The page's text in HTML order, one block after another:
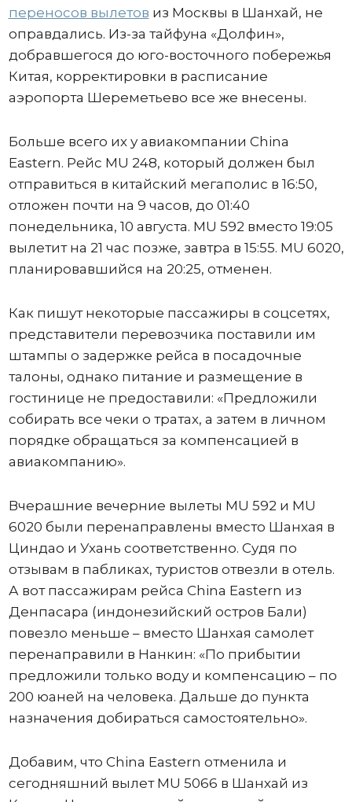
переносов вылетов из Москвы в Шанхай, не
оправдались. Из-за тайфуна «Долфин»,
добравшегося до юго-восточного побережья
Китая, корректировки в расписание
аэропорта Шереметьево все же внесены.
Больше всего их у авиакомпании China
Eastern. Рейс MU 248, который должен был
отправиться в китайский мегаполис в 16:50,
отложен почти на 9 часов, до 01:40
понедельника, 10 августа. MU 592 вместо 19:05
вылетит на 21 час позже, завтра в 15:55. MU 6020,
планировавшийся на 20:25, отменен.
Как пишут некоторые пассажиры в соцсетях,
представители перевозчика поставили им
штампы о задержке рейса в посадочные
талоны, однако питание и размещение в
гостинице не предоставили: «Предложили
собирать все чеки о тратах, а затем в личном
порядке обращаться за компенсацией в
авиакомпанию».
Вчерашние вечерние вылеты MU 592 и MU
6020 были перенаправлены вместо Шанхая в
Циндао и Ухань соответственно. Судя по
отзывам в пабликах, туристов отвезли в отель.
А вот пассажирам рейса China Eastern из
Денпасара (индонезийский остров Бали)
повезло меньше – вместо Шанхая самолет
перенаправили в Нанкин: «По прибытии
предложили только воду и компенсацию – по
200 юаней на человека. Дальше до пункта
назначения добираться самостоятельно».
Добавим, что China Eastern отменила и
сегодняшний вылет MU 5066 в Шанхай из